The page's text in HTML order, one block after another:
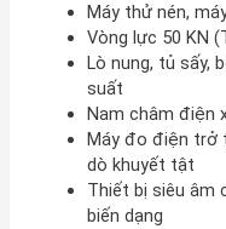
Máy thử nén,
Vòng lực 50 KN
Lò nung, tủ sấy,
suất
Nam châm điện
Máy đo điện trở
dò khuyết tật
Thiết bị siêu âm
biến dạng